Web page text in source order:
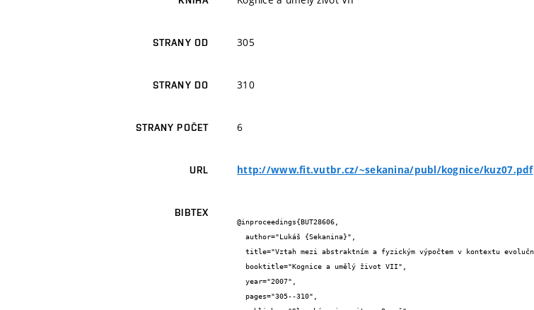
STRANY OD 305
STRANY DO 310
STRANY POČET 6
URL http://www.fit.vutbr.cz/~sekanina/publ/kognice/kuz07.pdf
BIBTEX
@inproceedings{BUT28606,